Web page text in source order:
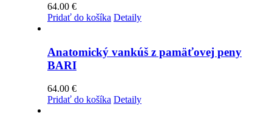
64.00 €
Pridať do košíka Detaily
Anatomický vankúš z pamäťovej peny
BARI
64.00 €
Pridať do košíka Detaily